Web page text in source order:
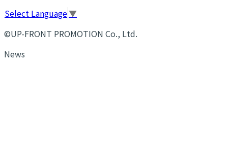
Select Language▼
©UP-FRONT PROMOTION Co., Ltd.
News